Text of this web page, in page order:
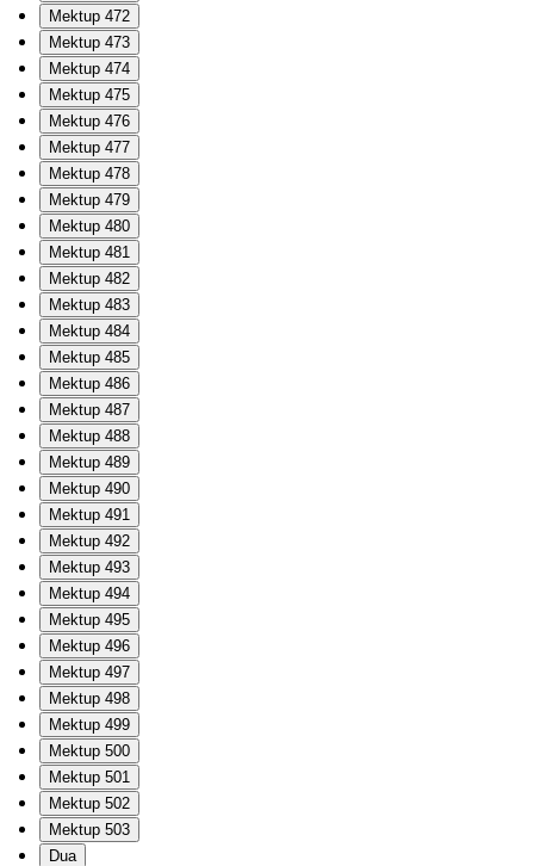
Mektup 472
Mektup 473
Mektup 474
Mektup 475
Mektup 476
Mektup 477
Mektup 478
Mektup 479
Mektup 480
Mektup 481
Mektup 482
Mektup 483
Mektup 484
Mektup 485
Mektup 486
Mektup 487
Mektup 488
Mektup 489
Mektup 490
Mektup 491
Mektup 492
Mektup 493
Mektup 494
Mektup 495
Mektup 496
Mektup 497
Mektup 498
Mektup 499
Mektup 500
Mektup 501
Mektup 502
Mektup 503
Dua